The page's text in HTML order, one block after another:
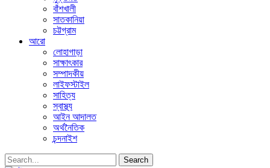
বাঁশখালী
সাতকানিয়া
চট্টগ্রাম
আরো
লোহাগাড়া
সাক্ষাৎকার
সম্পাদকীয়
লাইফস্টাইল
সাহিত্য
স্বাস্থ্য
আইন আদালত
অর্থনৈতিক
চন্দনাইশ